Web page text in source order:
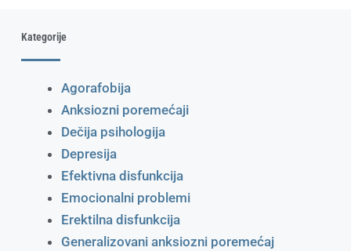
Kategorije
Agorafobija
Anksiozni poremećaji
Dečija psihologija
Depresija
Efektivna disfunkcija
Emocionalni problemi
Erektilna disfunkcija
Generalizovani anksiozni poremećaj